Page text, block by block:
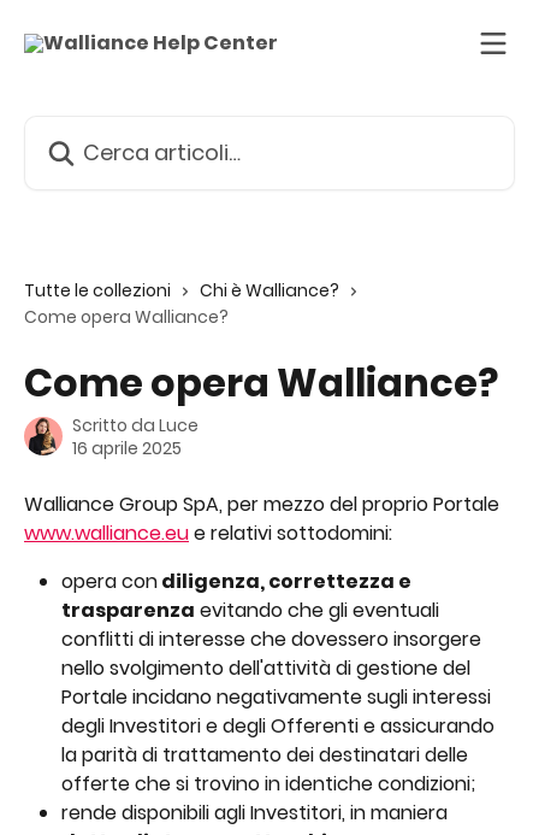
Tutte le collezioni
Chi è Walliance?
Come opera Walliance?
Come opera Walliance?
Scritto da Luce
16 aprile 2025
Walliance Group SpA, per mezzo del proprio Portale
www.walliance.eu e relativi sottodomini:
opera con diligenza, correttezza e
trasparenza evitando che gli eventuali
conflitti di interesse che dovessero insorgere
nello svolgimento dell'attività di gestione del
Portale incidano negativamente sugli interessi
degli Investitori e degli Offerenti e assicurando
la parità di trattamento dei destinatari delle
offerte che si trovino in identiche condizioni;
rende disponibili agli Investitori, in maniera